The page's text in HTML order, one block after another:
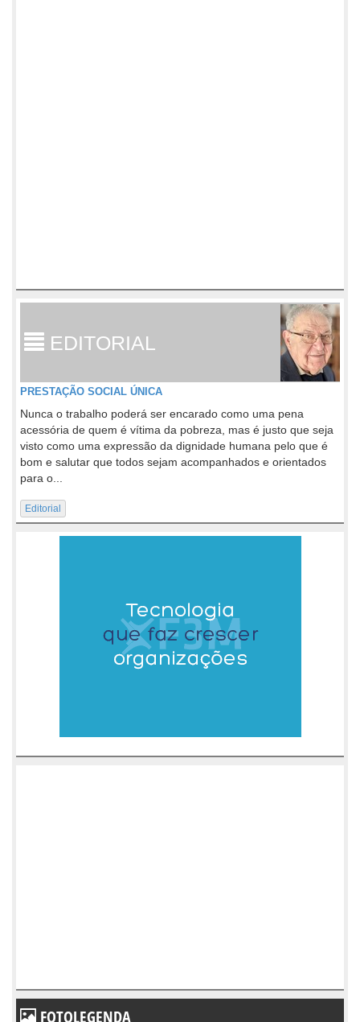
EDITORIAL
PRESTAÇÃO SOCIAL ÚNICA
Nunca o trabalho poderá ser encarado como uma pena
acessória de quem é vítima da pobreza, mas é justo que seja
visto como uma expressão da dignidade humana pelo que é
bom e salutar que todos sejam acompanhados e orientados
para o...
Editorial
FOTOLEGENDA